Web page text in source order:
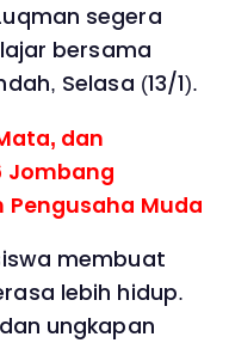
segera
bersama
Selasa (13/1).
dan
Jombang
Pengusaha Muda
membuat
lebih hidup.
ungkapan